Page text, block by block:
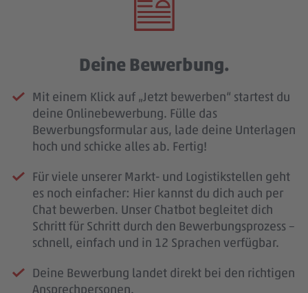
Deine Bewerbung.
Mit einem Klick auf „Jetzt bewerben“ startest du
deine Onlinebewerbung. Fülle das
Bewerbungsformular aus, lade deine Unterlagen
hoch und schicke alles ab. Fertig!
Für viele unserer Markt- und Logistikstellen geht
es noch einfacher: Hier kannst du dich auch per
Chat bewerben. Unser Chatbot begleitet dich
Schritt für Schritt durch den Bewerbungsprozess –
schnell, einfach und in 12 Sprachen verfügbar.
Deine Bewerbung landet direkt bei den richtigen
Ansprechpersonen.